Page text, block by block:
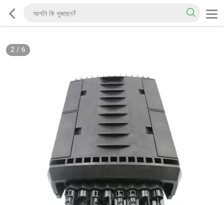
2/ 6